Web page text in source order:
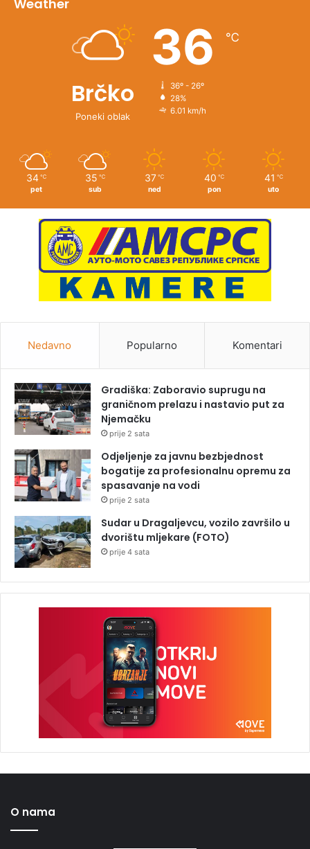
Weather
Brčko
Poneki oblak
36 ℃
36º - 26º
28%
6.01 km/h
34 ℃
pet
35 ℃
sub
37 ℃
ned
40 ℃
pon
41 ℃
uto
Nedavno Popularno Komentari
Gradiška: Zaboravio suprugu na
graničnom prelazu i nastavio put za
Njemačku
prije 2 sata
Odjeljenje za javnu bezbjednost
bogatije za profesionalnu opremu za
spasavanje na vodi
prije 2 sata
Sudar u Dragaljevcu, vozilo završilo u
dvorištu mljekare (FOTO)
prije 4 sata
O nama